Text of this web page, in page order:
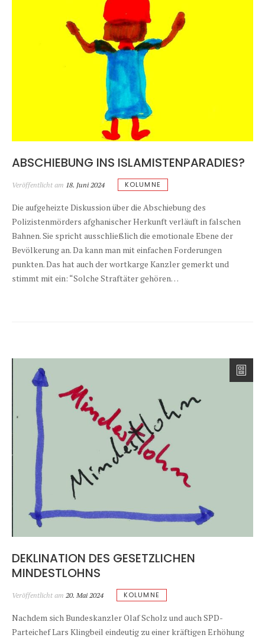
ABSCHIEBUNG INS ISLAMISTENPARADIES?
Veröffentlicht am 18. Juni 2024 KOLUMNE
Die aufgeheizte Diskussion über die Abschiebung des
Polizistenmörders afghanischer Herkunft verläuft in falschen
Bahnen. Sie spricht ausschließlich die emotionale Ebene der
Bevölkerung an. Da kann man mit einfachen Forderungen
punkten. Das hat auch der wortkarge Kanzler gemerkt und
stimmt mit ein: “Solche Straftäter gehören…
DEKLINATION DES GESETZLICHEN
MINDESTLOHNS
Veröffentlicht am 20. Mai 2024 KOLUMNE
Nachdem sich Bundeskanzler Olaf Scholz und auch SPD-
Parteichef Lars Klingbeil eindeutig zu einer kräftigen Erhöhung